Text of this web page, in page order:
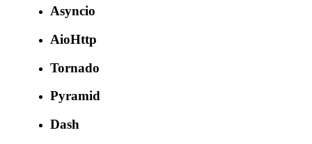
Asyncio
AioHttp
Tornado
Pyramid
Dash